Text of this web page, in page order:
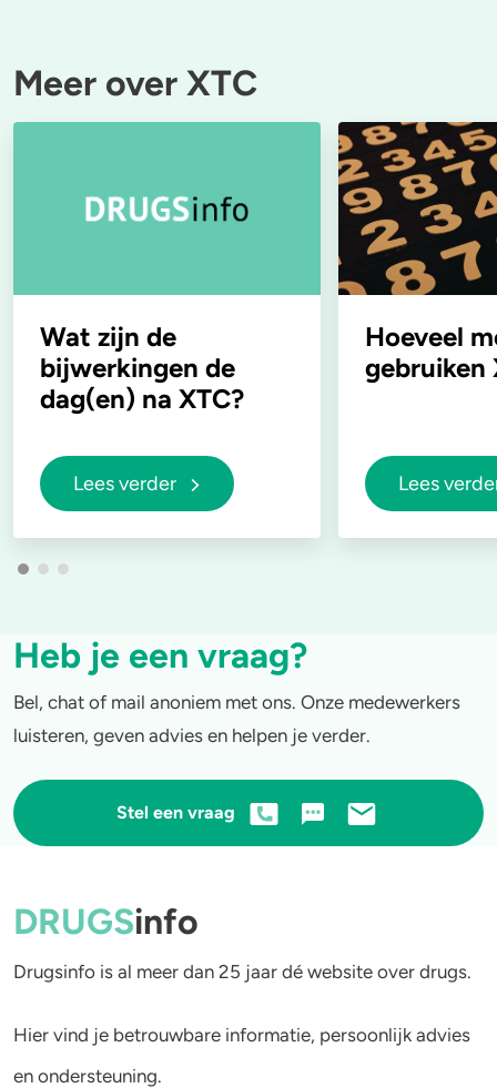
Meer over XTC
Wat zijn de
bijwerkingen de
dag(en) na XTC?
Lees verder
Hoeveel
gebruiken
Lees
Heb je een vraag?
Bel, chat of mail anoniem met ons. Onze medewerkers
luisteren, geven advies en helpen je verder.
Stel een vraag
DRUGSinfo
Drugsinfo is al meer dan 25 jaar dé website over drugs.
Hier vind je betrouwbare informatie, persoonlijk advies
en ondersteuning.